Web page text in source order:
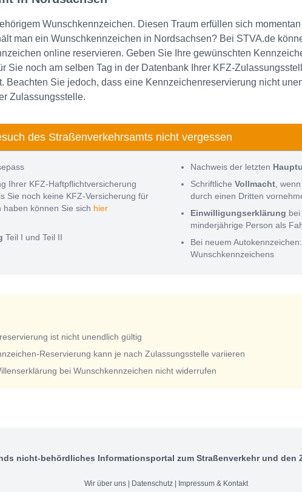
Wunschkennzeichen. Diesen Traum erfüllen sich
man ein Wunschkennzeichen in Nordsachsen? Bei STVA.de
online reservieren. Geben Sie Ihre gewünschten
Sie noch am selben Tag in der Datenbank Ihrer KFZ-
Beachten Sie jedoch, dass eine Kennzeichenreservierung nicht
Zulassungsstelle.
des Straßenverkehrsamts nicht vergessen
Ihrer KFZ-Haftpflichtversicherung
Sie noch keine KFZ-Versicherung für
können Sie sich hier
Teil I und Teil II
Nachweis der letzten
Schriftliche Vollmacht ,
durch einen Dritten
Einwilligungserklärung
minderjährige Person als
Bei neuem
Wunschkennzeichens
ist nicht unendlich gültig
Reservierung kann je nach Zulassungsstelle variieren
bei Wunschkennzeichen nicht widerrufen
nicht-behördliches Informationsportal zum Straßenverkehr und den
Wir über uns Datenschutz Impressum & Kontakt